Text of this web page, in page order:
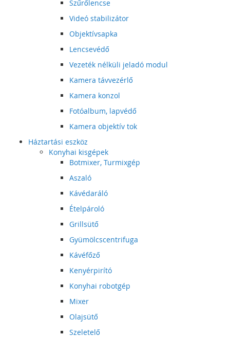
Szűrőlencse
Videó stabilizátor
Objektívsapka
Lencsevédő
Vezeték nélküli jeladó modul
Kamera távvezérlő
Kamera konzol
Fotóalbum, lapvédő
Kamera objektív tok
Háztartási eszköz
Konyhai kisgépek
Botmixer, Turmixgép
Aszaló
Kávédaráló
Ételpároló
Grillsütő
Gyümölcscentrifuga
Kávéfőző
Kenyérpirító
Konyhai robotgép
Mixer
Olajsütő
Szeletelő